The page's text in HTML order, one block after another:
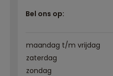
Bel ons op:
maandag t/m vrijdag
zaterdag
zondag